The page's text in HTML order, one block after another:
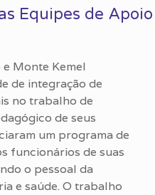
Equipes de Apoio
Monte Kemel
de integração de
no trabalho de
de seus
um programa de
funcionários de suas
o pessoal da
e saúde. O trabalho